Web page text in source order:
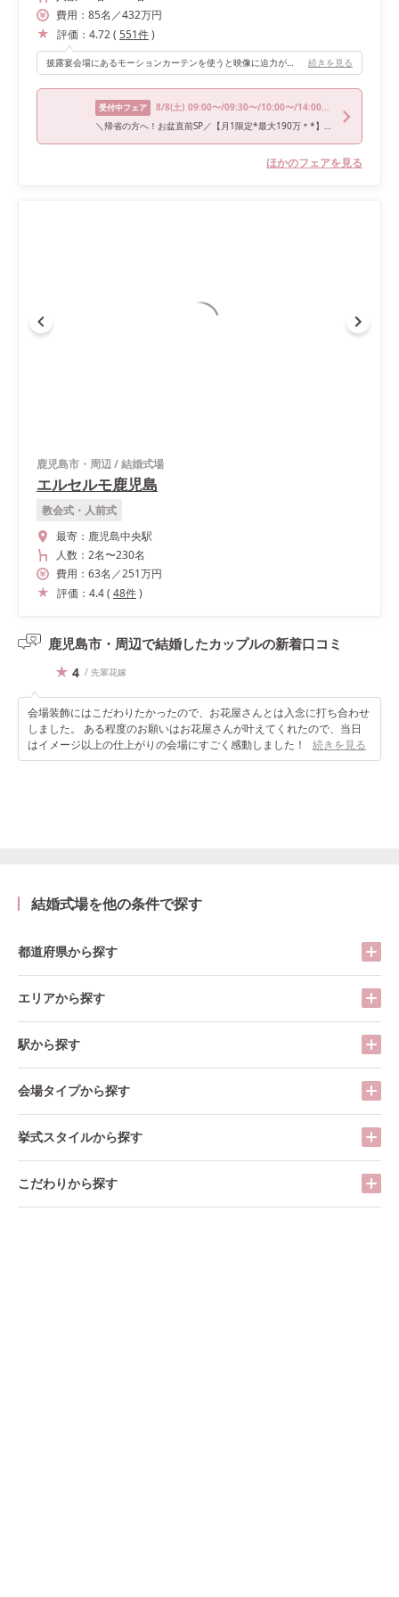
費用： 85名 ／432万円
評価： 4.72( 551件)
披露宴会場にあるモーションカーテンを使うと映像に迫力が出るので、入場はオープニングムービーを流しながらテラスから登場しました。最初はまず、ゲストに驚いてほしかったので「びっくりしたよ！」という声が聞けた時は嬉しかったです。 2回目の入場ではプラネタリウムを映したあと、階段の上で友人2人と一緒にトリコダンスを踊りました。後日映像を見せてもらいましたが、プラネタリウムが綺麗でした！ 結婚式ではどうしても「“オールキャストフィナーレ”をやりたい！」というこだわりがあったので、実現できた時はとても嬉しかったです。 続きを見る
受付中フェア 8/8(土) 09:00〜/09:30〜/10:00〜/14:00〜/16:00〜
＼帰省の方へ！お盆直前SP／【月1限定*最大190万＊*】光溢れるNEWチャペル&花嫁ALL体験★*《人気No.1◎》
ほかのフェアを見る
鹿児島市・周辺/結婚式場
エルセルモ鹿児島
教会式・人前式
最寄： 鹿児島中央駅
人数： 2名〜230名
費用： 63名 ／251万円
評価： 4.4( 48件)
鹿児島市・周辺で結婚したカップルの新着口コミ
4 / 先輩花嫁
会場装飾にはこだわりたかったので、お花屋さんとは入念に打ち合わせ
しました。 ある程度のお願いはお花屋さんが叶えてくれたので、当日
はイメージ以上の仕上がりの会場にすごく感動しました！
続きを見る
結婚式場を他の条件で探す
都道府県から探す
エリアから探す
駅から探す
会場タイプから探す
挙式スタイルから探す
こだわりから探す